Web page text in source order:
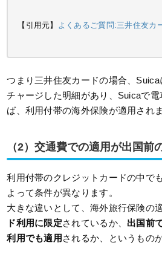
【引用元】 よくあるご質問:三井住友カ
つまり三井住友カードの場合、
チャージした明細があり、Suicaで
ば、利用付帯の海外保険が適用されま
（2）交通費での適用が出国前
利用付帯のクレジットカードの中で
よって条件が異なります。
大きな違いとして、海外旅行保険の
ド利用に限定されているか、 出国前
利用でも適用 されるか、というもの